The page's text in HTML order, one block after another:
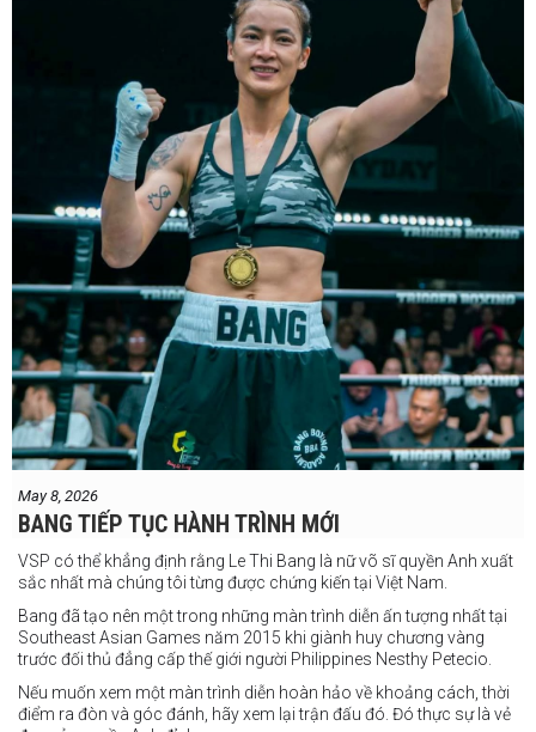
thành tích 25 thắng - 1 thua (6 KO) của Taylor. Cô đã đánh bại đối
thủ lâu năm Amanda Serrano bằng chiến thắng tính điểm đồng
thuận trong trận thứ ba — và có thể là cuối cùng — của cặp đấu này
tại Madison Square Garden vào tháng 7.
Chiến thắng này nối tiếp hai trận thắng gây nhiều tranh cãi trước
Serrano vào các năm 2022 và 2024. Tuy nhiên lần này, không còn
bất kỳ nghi ngờ nào khi Taylor hoàn toàn vượt trội trong suốt 10
Sẽ còn thêm nhiều thông tin sắp được cập nhật
May 8, 2026
BANG TIẾP TỤC HÀNH TRÌNH MỚI
VSP có thể khẳng định rằng Le Thi Bang là nữ võ sĩ quyền Anh xuất
sắc nhất mà chúng tôi từng được chứng kiến tại Việt Nam.
Bang đã tạo nên một trong những màn trình diễn ấn tượng nhất tại
Southeast Asian Games năm 2015 khi giành huy chương vàng
trước đối thủ đẳng cấp thế giới người Philippines Nesthy Petecio.
Nếu muốn xem một màn trình diễn hoàn hảo về khoảng cách, thời
điểm ra đòn và góc đánh, hãy xem lại trận đấu đó. Đó thực sự là vẻ